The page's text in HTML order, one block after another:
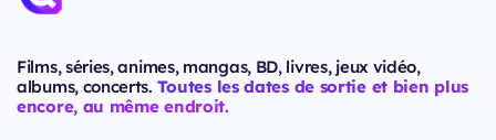
Films, séries, animes, mangas, BD, livres, jeux vidéo,
albums, concerts. Toutes les dates de sortie et bien plus
encore, au même endroit.